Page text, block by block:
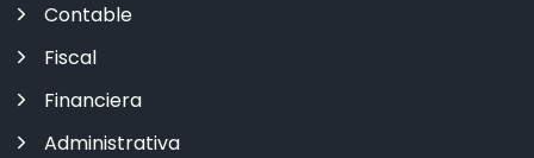
Contable
Fiscal
Financiera
Administrativa